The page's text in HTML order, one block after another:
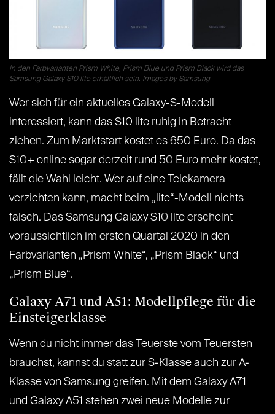
In den Farbvarianten Prism White, Prism Blue und Prism Black wird das
Samsung Galaxy S10 lite erhältlich sein. Images by Samsung
Wer sich für ein aktuelles Galaxy-S-Modell
interessiert, kann das S10 lite ruhig in Betracht
ziehen. Zum Marktstart kostet es 650 Euro. Da das
S10+ online sogar derzeit rund 50 Euro mehr kostet,
fällt die Wahl leicht. Wer auf eine Telekamera
verzichten kann, macht beim „lite“-Modell nichts
falsch. Das Samsung Galaxy S10 lite erscheint
voraussichtlich im ersten Quartal 2020 in den
Farbvarianten „Prism White“, „Prism Black“ und
„Prism Blue“.
Galaxy A71 und A51: Modellpflege für die
Einsteigerklasse
Wenn du nicht immer das Teuerste vom Teuersten
brauchst, kannst du statt zur S-Klasse auch zur A-
Klasse von Samsung greifen. Mit dem Galaxy A71
und Galaxy A51 stehen zwei neue Modelle zur